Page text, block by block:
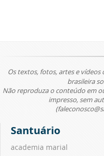
Os textos, fotos, artes e vídeos
brasileira
Não reproduza o conteúdo em
impresso, sem
Santuário
academia marial